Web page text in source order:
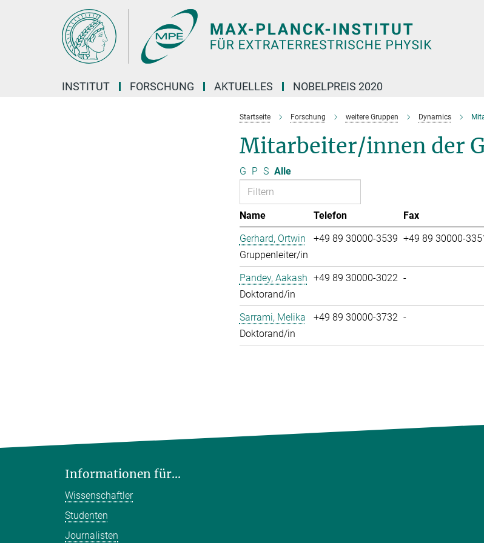
INSTITUT FORSCHUNG AKTUELLES NOBELPREIS 2020
Startseite Forschung weitere Gruppen Dynamics
Mitarbeiter/innen der
G P S Alle
Name Telefon Fax
Gerhard, Ortwin
Gruppenleiter/in
+49 89 30000-3539 +49 89 30000-
Pandey, Aakash
Doktorand/in
+49 89 30000-3022 -
Sarrami, Melika
Doktorand/in
+49 89 30000-3732 -
Informationen für...
Wissenschaftler
Studenten
Journalisten